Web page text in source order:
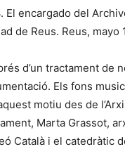
El encargado del
de Reus. Reus, mayo
d’un tractament de
Els fons
motiu des de
Marta Grassot,
Català i el catedràtic